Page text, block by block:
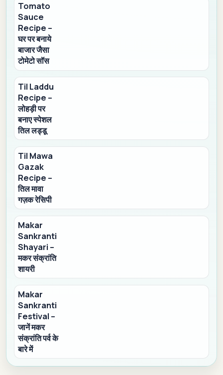
Tomato
Sauce
Recipe –
घर पर बनाये
बाजार जैसा
टोमेटो सॉस
Til Laddu
Recipe –
लोहड़ी पर
बनाए स्पेशल
तिल लड्डू
Til Mawa
Gazak
Recipe –
तिल मावा
गज़क रेसिपी
Makar
Sankranti
Shayari –
मकर संक्रांति
शायरी
Makar
Sankranti
Festival –
जानें मकर
संक्रांति पर्व के
बारे में